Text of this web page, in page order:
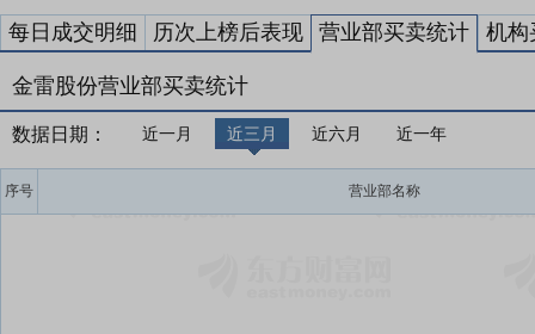
每日成交明细 历次上榜后表现 营业部买卖统计 机构
金雷股份营业部买卖统计
数据日期： 近一月 近三月 近六月 近一年
序号 营业部名称